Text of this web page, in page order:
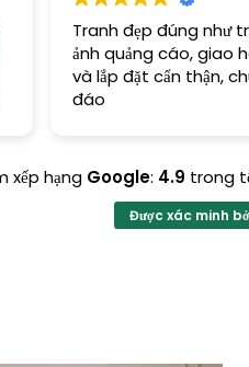
Tranh đẹp đúng như
ảnh quảng cáo, giao
và lắp đặt cẩn thận,
đáo
xếp hạng Google: 4.9 trong
Được xác minh